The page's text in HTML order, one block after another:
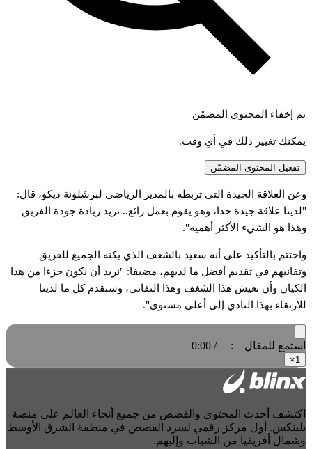
تم إخفاء المحتوى المضمّن
يمكنك تغيير ذلك في أي وقت.
تفعيل المحتوى المضمّن
وعن العلاقة الجيدة التي تربطه بالمدير الرياضي لبرشلونة ديكو، قال:
"لدينا علاقة جيدة جدا، وهو يقوم بعمل رائع.. نريد زيادة جودة الفريق
وهذا هو الشيء الأكثر أهمية".
واختتم بالتأكيد على أنه سعيد بالشغف الذي يكنه الجميع للفريق
وتفانيهم في تقديم أفضل ما لديهم، مضيفا: "نريد أن نكون جزءا من هذا
الكيان وأن نعيش هذا الشغف وهذا التفاني، وسنقدم كل ما لدينا
للارتقاء بهذا النادي إلى أعلى مستوى".
استمع للمقال0:00 / —:—
1
×
اكتشف أحدث المحتوى والقصص من جميع أنحاء العالم على منصة
بلينكس. أول مركز رقمي لسرد القصص في منطقة الشرق الأوسط
وشمال أفريقيا من الشباب وإليهم.